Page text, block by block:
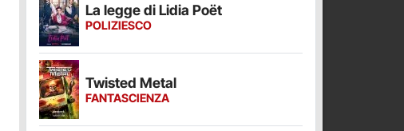
La legge di Lidia Poët
POLIZIESCO
Twisted Metal
FANTASCIENZA